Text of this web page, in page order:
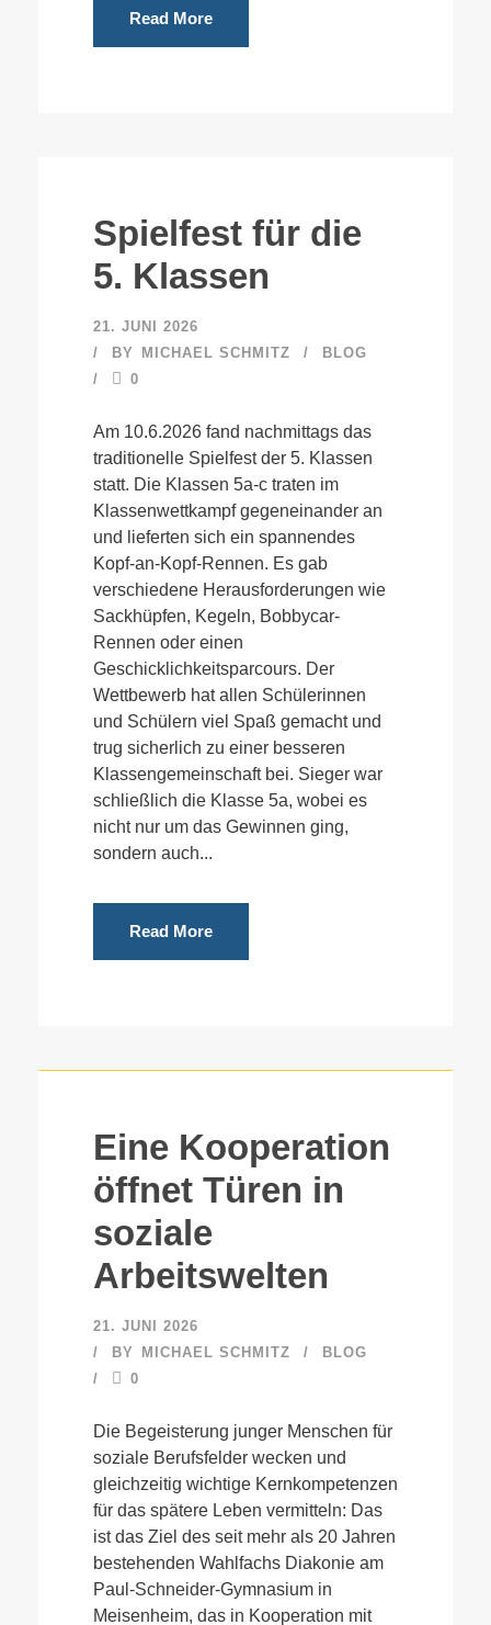
Read More
Spielfest für die
5. Klassen
21. JUNI 2026
BY
MICHAEL SCHMITZ
BLOG
0
Am 10.6.2026 fand nachmittags das
traditionelle Spielfest der 5. Klassen
statt. Die Klassen 5a-c traten im
Klassenwettkampf gegeneinander an
und lieferten sich ein spannendes
Kopf-an-Kopf-Rennen. Es gab
verschiedene Herausforderungen wie
Sackhüpfen, Kegeln, Bobbycar-
Rennen oder einen
Geschicklichkeitsparcours. Der
Wettbewerb hat allen Schülerinnen
und Schülern viel Spaß gemacht und
trug sicherlich zu einer besseren
Klassengemeinschaft bei. Sieger war
schließlich die Klasse 5a, wobei es
nicht nur um das Gewinnen ging,
sondern auch...
Read More
Eine Kooperation
öffnet Türen in
soziale
Arbeitswelten
21. JUNI 2026
BY
MICHAEL SCHMITZ
BLOG
0
Die Begeisterung junger Menschen für
soziale Berufsfelder wecken und
gleichzeitig wichtige Kernkompetenzen
für das spätere Leben vermitteln: Das
ist das Ziel des seit mehr als 20 Jahren
bestehenden Wahlfachs Diakonie am
Paul-Schneider-Gymnasium in
Meisenheim, das in Kooperation mit